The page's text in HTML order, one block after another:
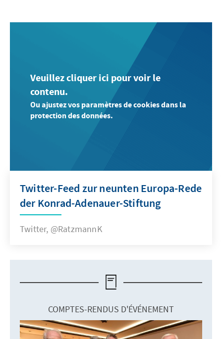
Veuillez cliquer ici pour voir le
contenu.
Ou ajustez vos paramètres de cookies dans la
protection des données.
Twitter-Feed zur neunten Europa-Rede
der Konrad-Adenauer-Stiftung
Twitter, @RatzmannK
COMPTES-RENDUS D'ÉVÉNEMENT